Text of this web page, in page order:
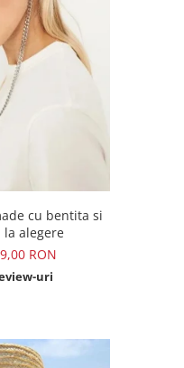
cu bentita si
la alegere
RON
uri